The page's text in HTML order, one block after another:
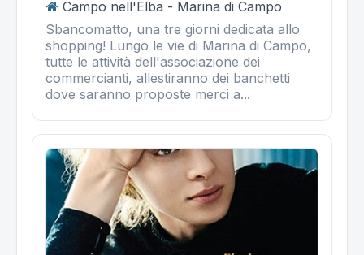
Campo nell'Elba - Marina di Campo
Sbancomatto, una tre giorni dedicata allo
shopping! Lungo le vie di Marina di Campo,
tutte le attività dell'associazione dei
commercianti, allestiranno dei banchetti
dove saranno proposte merci a...